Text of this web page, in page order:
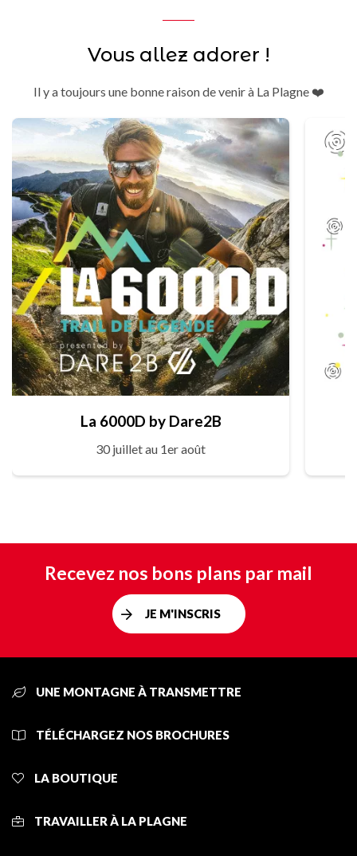
Vous allez adorer !
Il y a toujours une bonne raison de venir à La Plagne ❤️
La 6000D by Dare2B
30 juillet au 1er août
Recevez nos bons plans par mail
JE M'INSCRIS
UNE MONTAGNE À TRANSMETTRE
TÉLÉCHARGEZ NOS BROCHURES
LA BOUTIQUE
TRAVAILLER À LA PLAGNE